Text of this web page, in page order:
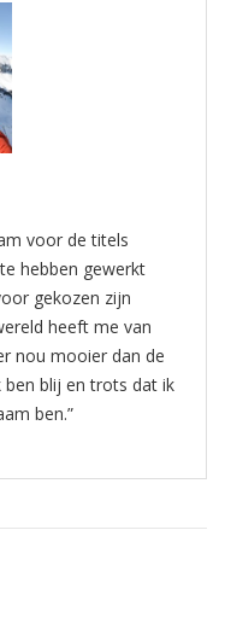
voor de titels
hebben gewerkt
gekozen zijn
heeft me van
nou mooier dan de
blij en trots dat ik
ben.”